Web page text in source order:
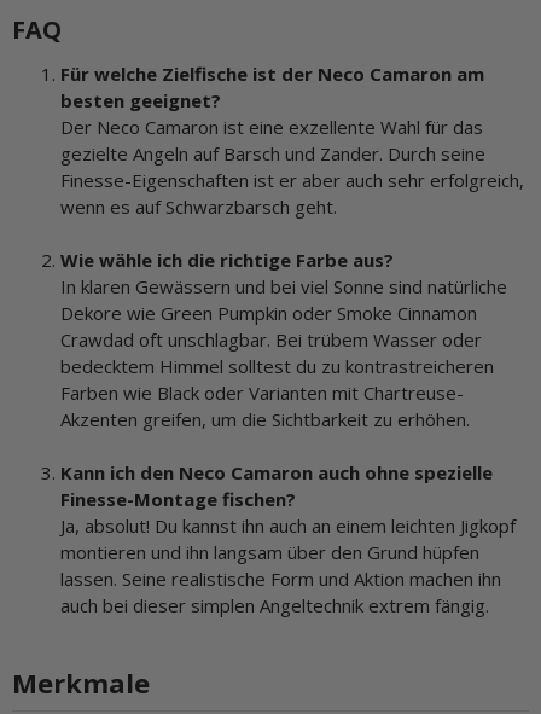
FAQ
Für welche Zielfische ist der Neco Camaron am
besten geeignet?
Der Neco Camaron ist eine exzellente Wahl für das
gezielte Angeln auf Barsch und Zander. Durch seine
Finesse-Eigenschaften ist er aber auch sehr erfolgreich,
wenn es auf Schwarzbarsch geht.
Wie wähle ich die richtige Farbe aus?
In klaren Gewässern und bei viel Sonne sind natürliche
Dekore wie Green Pumpkin oder Smoke Cinnamon
Crawdad oft unschlagbar. Bei trübem Wasser oder
bedecktem Himmel solltest du zu kontrastreicheren
Farben wie Black oder Varianten mit Chartreuse-
Akzenten greifen, um die Sichtbarkeit zu erhöhen.
Kann ich den Neco Camaron auch ohne spezielle
Finesse-Montage fischen?
Ja, absolut! Du kannst ihn auch an einem leichten Jigkopf
montieren und ihn langsam über den Grund hüpfen
lassen. Seine realistische Form und Aktion machen ihn
auch bei dieser simplen Angeltechnik extrem fängig.
Merkmale